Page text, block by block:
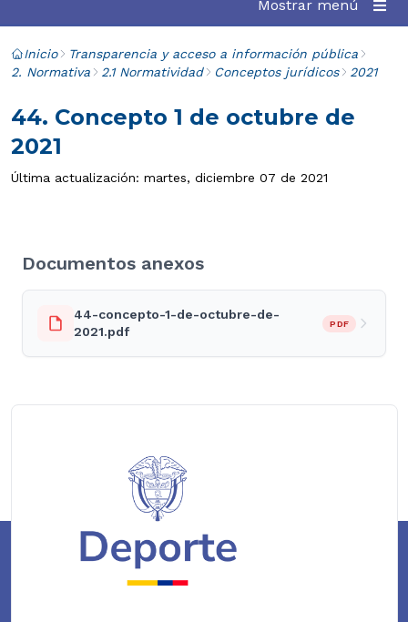
Mostrar menú
Inicio
Transparencia y acceso a información pública
2. Normativa
2.1 Normatividad Conceptos jurídicos 2021
44. Concepto 1 de octubre de
2021
Última actualización: martes, diciembre 07 de 2021
Documentos anexos
44-concepto-1-de-octubre-de-
2021.pdf
PDF